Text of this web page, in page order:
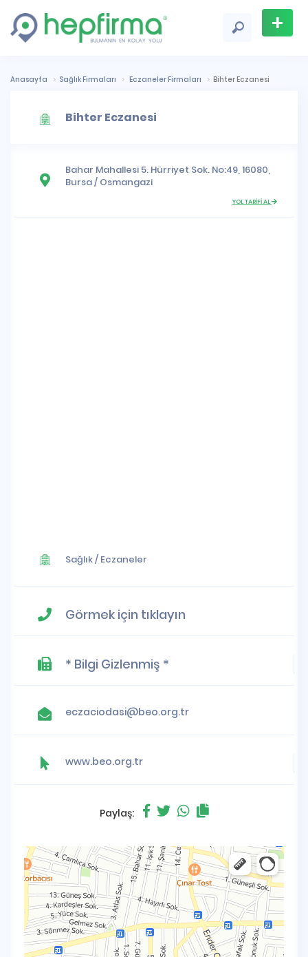
+
Ekle
Anasayfa Sağlık Firmaları Eczaneler Firmaları Bihter Eczanesi
Bihter Eczanesi
Bahar Mahallesi 5. Hürriyet Sok. No:49, 16080,
Bursa/ Osmangazi
YOL TARİFİ AL
Sağlık/ Eczaneler
Görmek için tıklayın
* Bilgi Gizlenmiş *
eczaciodasi@beo.org.tr
www.beo.org.tr
Paylaş: